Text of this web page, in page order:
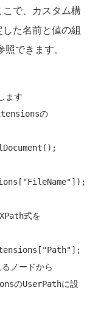
で、カスタム構
た名前と値の組
照できます。
ます
の
"FileName"]);
式を
"Path"];
ノードから
のUserPathに設